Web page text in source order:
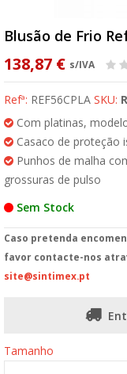
Blusão de Frio
138,87 € s/IVA
Refª: REF56CPLA SKU:
Com platinas,
Casaco de proteção
Punhos de malha
grossuras de pulso
Sem Stock
Caso pretenda
favor contacte-nos
site@sintimex.pt
Tamanho